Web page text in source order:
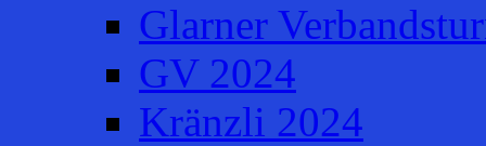
Glarner
GV 2024
Kränzli 2024